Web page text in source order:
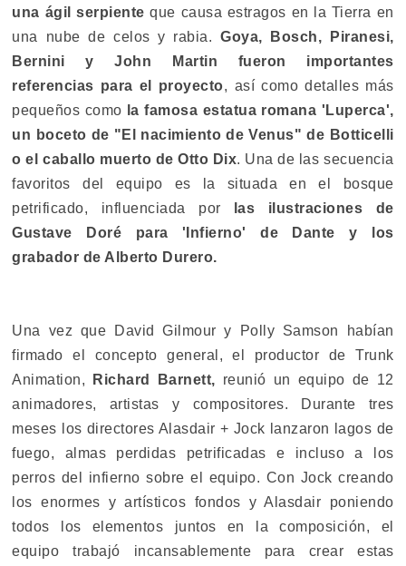
una ágil serpiente que causa estragos en la Tierra en
una nube de celos y rabia.Goya, Bosch, Piranesi,
Bernini y John Martin fueron importantes
referencias para el proyecto, así como detalles más
pequeños como la famosa estatua romana 'Luperca',
un boceto de "El nacimiento de Venus" de Botticelli
o el caballo muerto de Otto Dix. Una de las secuencia
favoritos del equipo es la situada en el bosque
petrificado, influenciada por
las ilustraciones de
Gustave Doré para 'Infierno' de Dante y los
grabador de Alberto Durero.
Una vez que David Gilmour y Polly Samson habían
firmado el concepto general, el productor de Trunk
Animation,
Richard Barnett, reunió un equipo de 12
animadores, artistas y compositores. Durante tres
meses los directores Alasdair + Jock lanzaron lagos de
fuego, almas perdidas petrificadas e incluso a los
perros del infierno sobre el equipo. Con Jock creando
los enormes y artísticos fondos y Alasdair poniendo
todos los elementos juntos en la composición, el
equipo trabajó incansablemente para crear estas